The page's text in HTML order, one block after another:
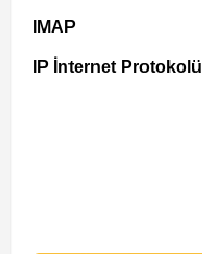
IMAP
IP İnternet Protokolü